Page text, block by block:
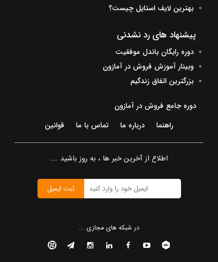
بهترین لایف استایل چیست؟
پیشنهاد های رد نشدنی
دوره رایگان باندل موفقیت
وبینار آموزش فروش در آمازون
بزرگترین اتفاق زندگیم
دوره جامع فروش در آمازون
راهنما
درباره ما تماس با ما قوانین
اطلاع از آخرین خبر ها ، به روز باشید ....
ثبت ایمیل
در شبکه های مجازی ...